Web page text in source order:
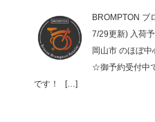
BROMPTON ブ
7/29更新) 入荷
岡山市 のほぼ中
☆御予約受付中
です！
[…]